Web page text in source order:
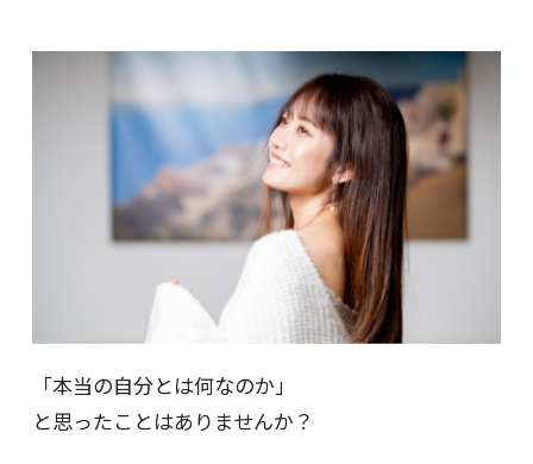
「本当の自分とは何なのか」
と思ったことはありませんか？